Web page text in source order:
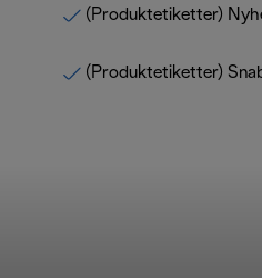
(Produktetiketter)
(Produktetiketter)